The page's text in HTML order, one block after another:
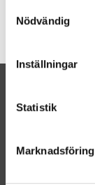
Nödvändig
Inställningar
Statistik
Marknadsföring
Energy